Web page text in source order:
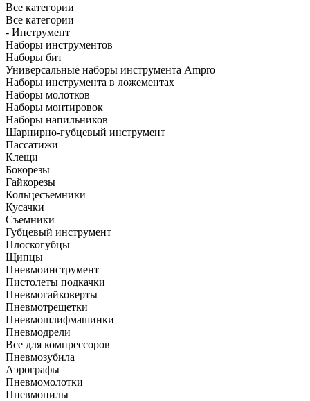
Все категории
Все категории
- Инструмент
Наборы инструментов
Наборы бит
Универсальные наборы инструмента Ampro
Наборы инструмента в ложементах
Наборы молотков
Наборы монтировок
Наборы напильников
Шарнирно-губцевый инструмент
Пассатижи
Клещи
Бокорезы
Гайкорезы
Кольцесъемники
Кусачки
Съемники
Губцевый инструмент
Плоскогубцы
Щипцы
Пневмоинструмент
Пистолеты подкачки
Пневмогайковерты
Пневмотрещетки
Пневмошлифмашинки
Пневмодрели
Все для компрессоров
Пневмозубила
Аэрографы
Пневмомолотки
Пневмопилы